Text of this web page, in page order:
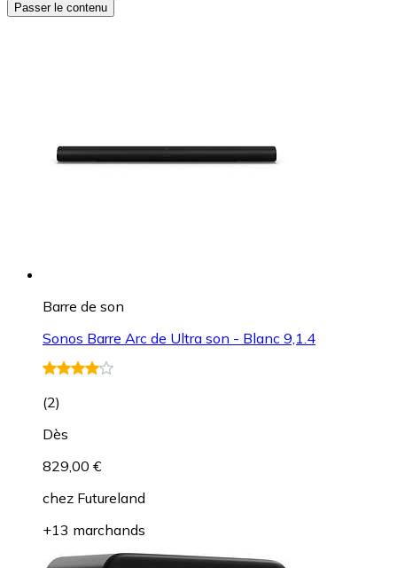
Passer le contenu
Barre de son
Sonos Barre Arc de Ultra son - Blanc 9,1.4
(2)
Dès
829,00 €
chez Futureland
+13 marchands